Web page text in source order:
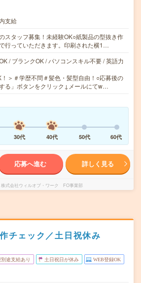
支給
スタッフ募集！未経験OK○紙製品の型抜き作
行っていただきます。印刷された横1…
/ ブランクOK / パソコンスキル不要 / 英語力
！＞＃学歴不問＃髪色・髪型自由！○応募後の
る」ボタンをクリック↓メールにてw…
30代 40代 50代 60代
応募へ進む 詳しく見る
株式会社ウィルオブ・ワーク FO事業部
チェック／土日祝休み
途支給あり 土日祝日が休み WEB登録OK